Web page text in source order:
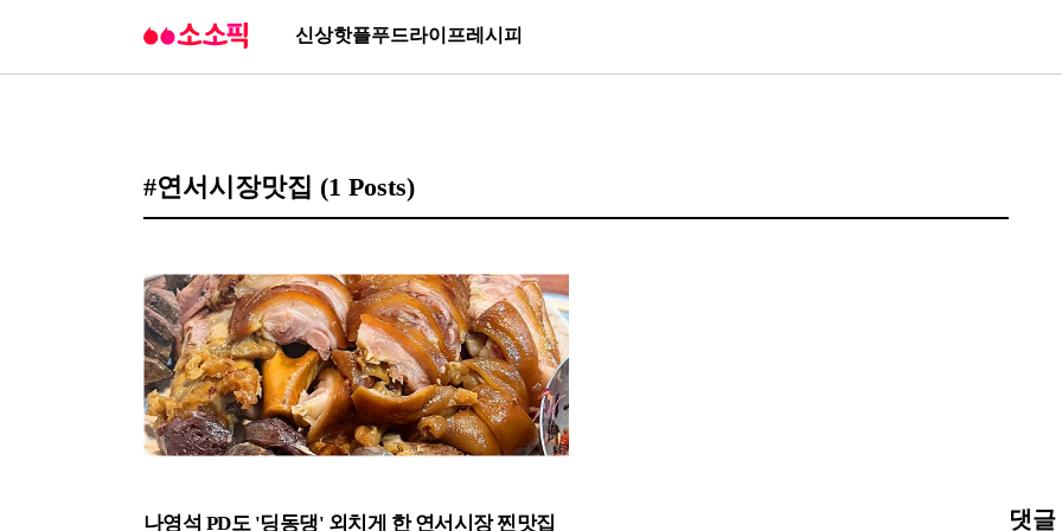
신상핫플푸드라이프레시피
#연서시장맛집 (1 Posts)
나영석 PD도 '딩동댕' 외치게 한 연서시장 찐맛집 댓